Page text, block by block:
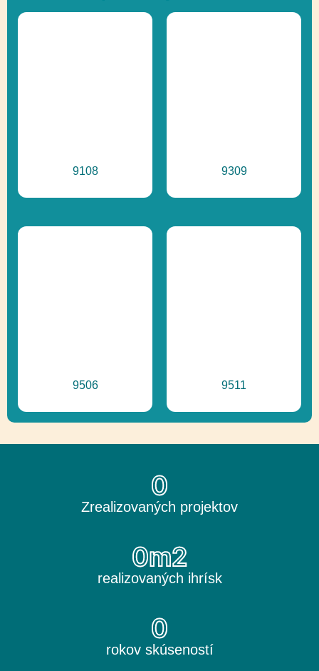
9108 9309
9506 9511
Zrealizovaných projektov
0
realizovaných ihrísk
0m2
rokov skúseností
0